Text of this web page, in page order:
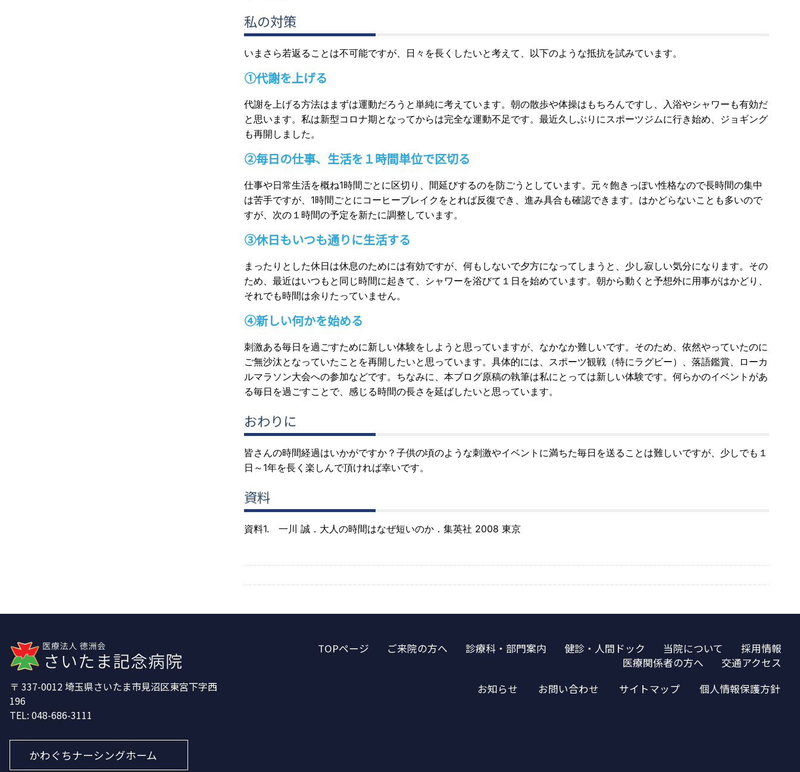
私の対策
いまさら若返ることは不可能ですが、日々を長くしたいと考えて、以下のような抵抗を試みています。
①代謝を上げる
代謝を上げる方法はまずは運動だろうと単純に考えています。朝の散歩や体操はもちろんですし、入浴やシャワーも有効だ
と思います。私は新型コロナ期となってからは完全な運動不足です。最近久しぶりにスポーツジムに行き始め、ジョギング
も再開しました。
②毎日の仕事、生活を１時間単位で区切る
仕事や日常生活を概ね1時間ごとに区切り、間延びするのを防ごうとしています。元々飽きっぽい性格なので長時間の集中
は苦手ですが、1時間ごとにコーヒーブレイクをとれば反復でき、進み具合も確認できます。はかどらないことも多いので
すが、次の１時間の予定を新たに調整しています。
③休日もいつも通りに生活する
まったりとした休日は休息のためには有効ですが、何もしないで夕方になってしまうと、少し寂しい気分になります。その
ため、最近はいつもと同じ時間に起きて、シャワーを浴びて１日を始めています。朝から動くと予想外に用事がはかどり、
それでも時間は余りたっていません。
④新しい何かを始める
刺激ある毎日を過ごすために新しい体験をしようと思っていますが、なかなか難しいです。そのため、依然やっていたのに
ご無沙汰となっていたことを再開したいと思っています。具体的には、スポーツ観戦（特にラグビー）、落語鑑賞、ローカ
ルマラソン大会への参加などです。ちなみに、本ブログ原稿の執筆は私にとっては新しい体験です。何らかのイベントがあ
る毎日を過ごすことで、感じる時間の長さを延ばしたいと思っています。
おわりに
皆さんの時間経過はいかがですか？子供の頃のような刺激やイベントに満ちた毎日を送ることは難しいですが、少しでも１
日～1年を長く楽しんで頂ければ幸いです。
資料
資料1. 一川 誠．大人の時間はなぜ短いのか．集英社 2008 東京
337-0012埼玉県さいたま市見沼区東宮下字西
196
048-686-3111
かわぐちナーシングホーム
TOPページ ご来院の方へ 診療科・部門案内 健診・人間ドック 当院について
採用情報
医療関係者の方へ
交通アクセス
お知らせ
お問い合わせ サイトマップ 個人情報保護方針